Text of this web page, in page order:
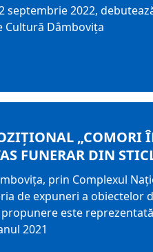
septembrie 2022,
Cultură Dâmbovița
„COMORI
FUNERAR DIN
prin Complexul
de expuneri a
este
2021